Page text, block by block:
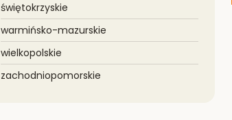
świętokrzyskie
warmińsko-mazurskie
wielkopolskie
zachodniopomorskie